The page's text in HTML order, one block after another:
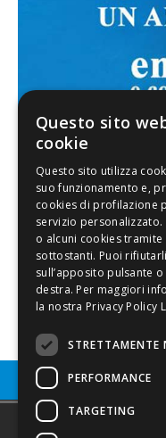
FACEBOOK
Sede legale, Redazione,
Questo sito
cookie
STRETTAMENTE
PERFORMANCE
TARGETING